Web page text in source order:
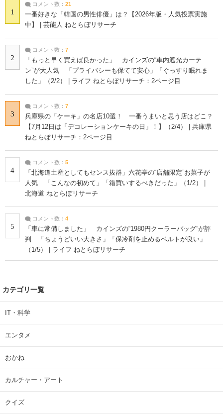
1
コメント数： 21
一番好きな「韓国の男性俳優」は？【2026年版・人気投票実施
中】 | 芸能人 ねとらぼリサーチ
2
コメント数： 7
「もっと早く買えば良かった」 カインズの“車内遮光カーテ
ン”が大人気 「プライバシーも保てて安心」「ぐっすり眠れま
した」（2/2） | ライフ ねとらぼリサーチ：2ページ目
3
コメント数： 7
兵庫県の「ケーキ」の名店10選！ 一番うまいと思う店はどこ？
【7月12日は「デコレーションケーキの日」！】（2/4） | 兵庫県
ねとらぼリサーチ：2ページ目
4
コメント数： 5
「北海道土産としてもセンス抜群」六花亭の“店舗限定”お菓子が
人気 「こんなの初めて」「箱買いするべきだった」（1/2） |
北海道 ねとらぼリサーチ
5
コメント数： 4
「車に常備しました」 カインズの“1980円クーラーバッグ”が評
判 「ちょうどいい大きさ」「保冷剤を止めるベルトが良い」
（1/5） | ライフ ねとらぼリサーチ
カテゴリ一覧
IT・科学
エンタメ
おかね
カルチャー・アート
クイズ